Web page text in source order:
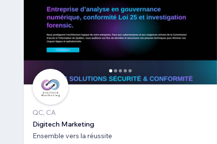
QC, CA
Digitech Marketing
Ensemble vers la réussite